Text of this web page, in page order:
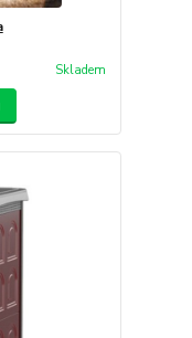
Skladem